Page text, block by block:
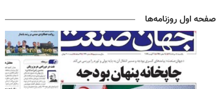
صفحه اول روزنامه‌ها